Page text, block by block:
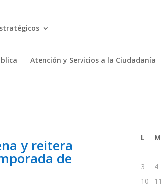
Atención y Servicios a la Ciudadanía
y reitera
de
L M
3
4
10
11